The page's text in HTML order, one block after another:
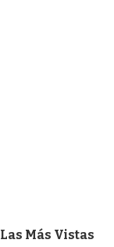
Las Más Vistas